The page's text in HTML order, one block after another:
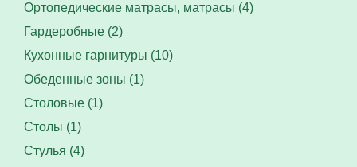
Ортопедические матрасы, матрасы (4)
Гардеробные (2)
Кухонные гарнитуры (10)
Обеденные зоны (1)
Столовые (1)
Столы (1)
Стулья (4)